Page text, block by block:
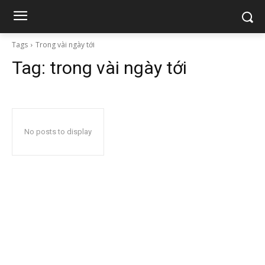
Tags Trong vài ngày tới
Tag: trong vài ngày tới
No posts to display